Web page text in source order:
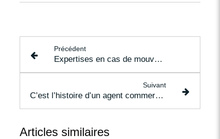
Précédent
Expertises en cas de mouvements de terrains : on en sait plus !
Suivant
C’est l’histoire d’un agent commercial qui veut éviter la double peine…
Articles similaires